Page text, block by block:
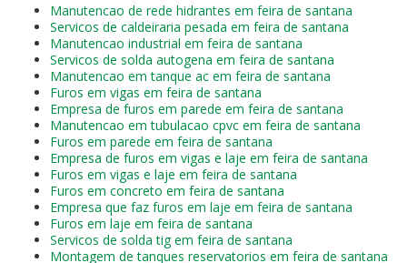
Manutencao de rede hidrantes em feira de santana
Servicos de caldeiraria pesada em feira de santana
Manutencao industrial em feira de santana
Servicos de solda autogena em feira de santana
Manutencao em tanque ac em feira de santana
Furos em vigas em feira de santana
Empresa de furos em parede em feira de santana
Manutencao em tubulacao cpvc em feira de santana
Furos em parede em feira de santana
Empresa de furos em vigas e laje em feira de santana
Furos em vigas e laje em feira de santana
Furos em concreto em feira de santana
Empresa que faz furos em laje em feira de santana
Furos em laje em feira de santana
Servicos de solda tig em feira de santana
Montagem de tanques reservatorios em feira de santana